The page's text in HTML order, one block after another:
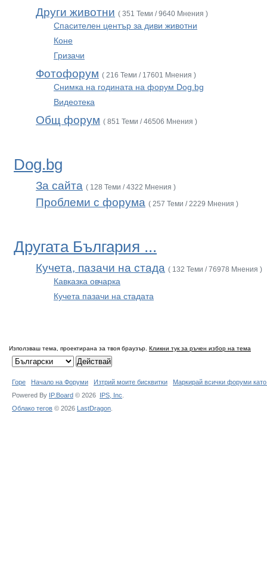
Други животни ( 351 Теми / 9640 Мнения )
Спасителен център за диви животни
Коне
Гризачи
Фотофорум ( 216 Теми / 17601 Мнения )
Снимка на годината на форум Dog.bg
Видеотека
Общ форум ( 851 Теми / 46506 Мнения )
Dog.bg
За сайта ( 128 Теми / 4322 Мнения )
Проблеми с форума ( 257 Теми / 2229 Мнения )
Другата България ...
Кучета, пазачи на стада ( 132 Теми / 76978 Мнения )
Кавказка овчарка
Кучета пазачи на стадата
Използваш тема, проектирана за твоя браузър. Кликни тук за ръчен избор на тема
Горе Начало на Форуми Изтрий моите бисквитки
Маркирай всички форуми
Powered By IP.Board © 2026 IPS, Inc
Облако тегов © 2026 LastDragon